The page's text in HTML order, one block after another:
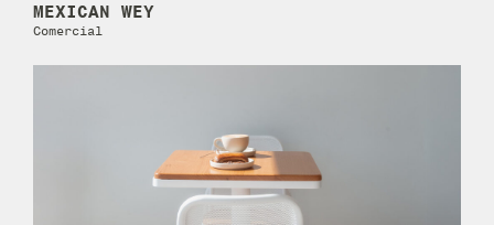
MEXICAN WEY
Comercial